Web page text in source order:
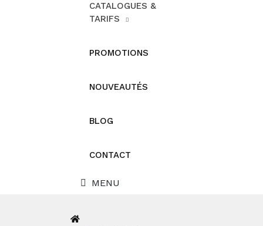
CATALOGUES &
TARIFS
PROMOTIONS
NOUVEAUTÉS
BLOG
CONTACT
MENU